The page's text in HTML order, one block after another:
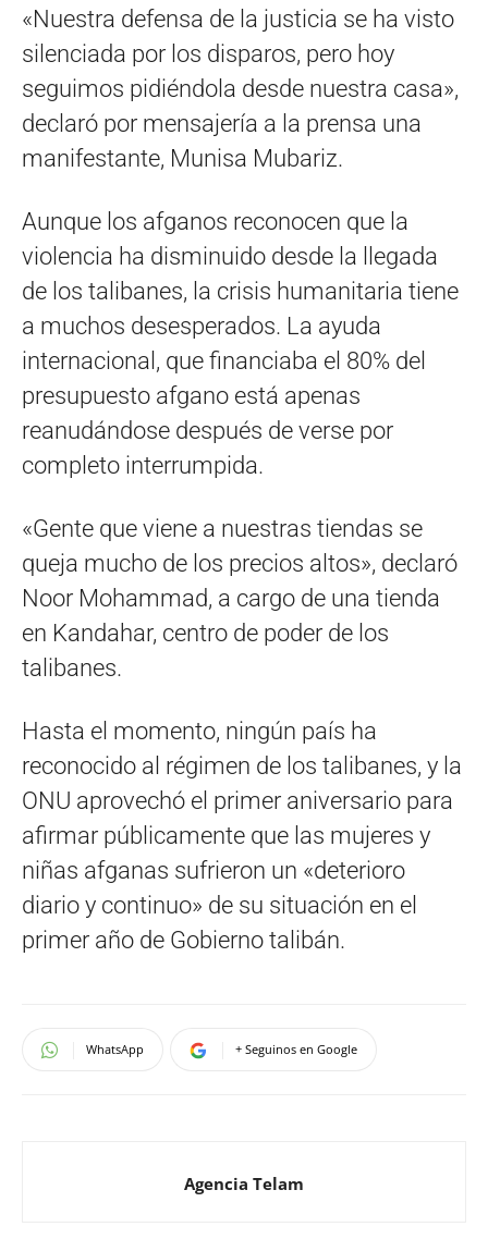
«Nuestra defensa de la justicia se ha visto
silenciada por los disparos, pero hoy
seguimos pidiéndola desde nuestra casa»,
declaró por mensajería a la prensa una
manifestante, Munisa Mubariz.
Aunque los afganos reconocen que la
violencia ha disminuido desde la llegada
de los talibanes, la crisis humanitaria tiene
a muchos desesperados. La ayuda
internacional, que financiaba el 80% del
presupuesto afgano está apenas
reanudándose después de verse por
completo interrumpida.
«Gente que viene a nuestras tiendas se
queja mucho de los precios altos», declaró
Noor Mohammad, a cargo de una tienda
en Kandahar, centro de poder de los
talibanes.
Hasta el momento, ningún país ha
reconocido al régimen de los talibanes, y la
ONU aprovechó el primer aniversario para
afirmar públicamente que las mujeres y
niñas afganas sufrieron un «deterioro
diario y continuo» de su situación en el
primer año de Gobierno talibán.
WhatsApp + Seguinos en Google
Agencia Telam